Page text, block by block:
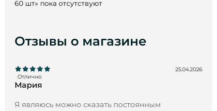
60 шт» пока отсутствуют
Отзывы о магазине
Отлично
25.04.2026
Мария
Я являюсь можно сказать постоянным